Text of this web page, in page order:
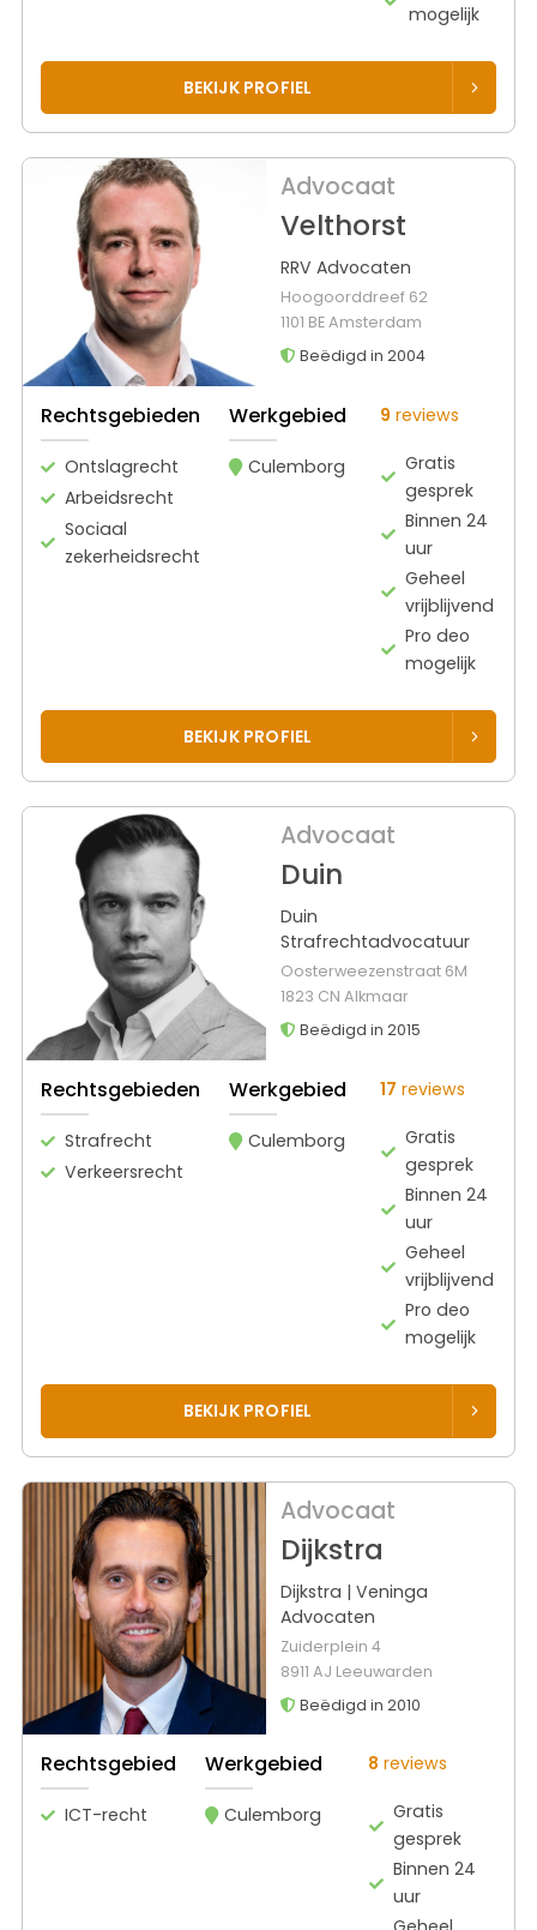
mogelijk
BEKIJK PROFIEL
Advocaat
Velthorst
RRV Advocaten
Hoogoorddreef 62
1101 BE Amsterdam
Beëdigd in 2004
Rechtsgebieden
Ontslagrecht
Arbeidsrecht
Sociaal
zekerheidsrecht
Werkgebied
Culemborg
9 reviews
Gratis
gesprek
Binnen 24
uur
Geheel
vrijblijvend
Pro deo
mogelijk
BEKIJK PROFIEL
Advocaat
Duin
Duin
Strafrechtadvocatuur
Oosterweezenstraat 6M
1823 CN Alkmaar
Beëdigd in 2015
Rechtsgebieden
Strafrecht
Verkeersrecht
Werkgebied
Culemborg
17 reviews
Gratis
gesprek
Binnen 24
uur
Geheel
vrijblijvend
Pro deo
mogelijk
BEKIJK PROFIEL
Advocaat
Dijkstra
Dijkstra | Veninga
Advocaten
Zuiderplein 4
8911 AJ Leeuwarden
Beëdigd in 2010
Rechtsgebied
ICT-recht
Werkgebied
Culemborg
8 reviews
Gratis
gesprek
Binnen 24
uur